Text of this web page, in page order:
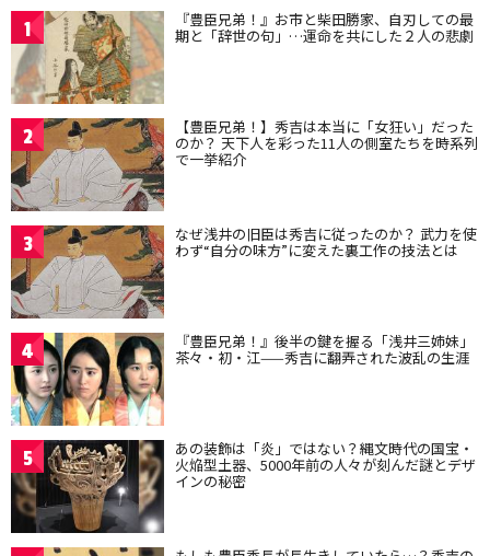
1 『豊臣兄弟！』お市と柴田勝家、自刃しての最
期と「辞世の句」…運命を共にした２人の悲劇
2 【豊臣兄弟！】秀吉は本当に「女狂い」だった
のか？ 天下人を彩った11人の側室たちを時系列
で一挙紹介
3 なぜ浅井の旧臣は秀吉に従ったのか？ 武力を使
わず“自分の味方”に変えた裏工作の技法とは
4 『豊臣兄弟！』後半の鍵を握る「浅井三姉妹」
茶々・初・江——秀吉に翻弄された波乱の生涯
5 あの装飾は「炎」ではない？縄文時代の国宝・
火焔型土器、5000年前の人々が刻んだ謎とデザ
インの秘密